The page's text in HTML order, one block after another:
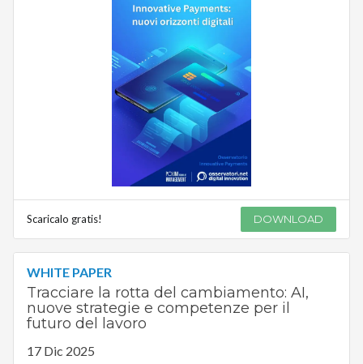
Scaricalo gratis! DOWNLOAD
WHITE PAPER
Tracciare la rotta del cambiamento: AI,
nuove strategie e competenze per il
futuro del lavoro
17 Dic 2025